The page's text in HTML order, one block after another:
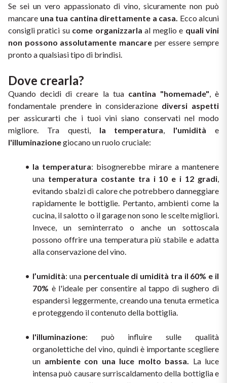
Melini
Monogram
Re Manfredi
Santi
Tenuta Rapitala'
Vigneti La Selvanella
Vedi tutti
REGIONE
Bordeaux
Borgogna
Emilia Romagna
Friuli Venezia Giulia
Nebbiolo
Negroamaro
Pinot Grigio
Pinot Nero
Prosecco
Recioto
Ripasso
Sauvignon
Sforzato di Valtellina
Soave
Syrah
Trento DOC
Il Re dei rossi
Scopri i vini
I BIANCHI DI
SICILIA
I profumi di un'isola
Scopri di più
Se sei un vero appassionato di vino, sicuramente non può
mancare una tua cantina direttamente a casa. Ecco alcuni
consigli pratici su come organizzarla al meglio e quali vini
non possono assolutamente mancare per essere sempre
pronto a qualsiasi tipo di brindisi.
Dove crearla?
Quando decidi di creare la tua cantina "homemade", è
fondamentale prendere in considerazione diversi aspetti
per assicurarti che i tuoi vini siano conservati nel modo
migliore. Tra questi, la temperatura, l'umidità
l'illuminazione giocano un ruolo cruciale:
la temperatura: bisognerebbe mirare a mantenere
una temperatura costante tra i 10 e i 12 gradi,
evitando sbalzi di calore che potrebbero danneggiare
rapidamente le bottiglie. Pertanto, ambienti come la
cucina, il salotto o il garage non sono le scelte migliori.
Invece, un seminterrato o anche un sottoscala
possono offrire una temperatura più stabile e adatta
alla conservazione del vino.
l’umidità: una percentuale di umidità tra il 60% e il
70% è l'ideale per consentire al tappo di sughero di
espandersi leggermente, creando una tenuta ermetica
e proteggendo il contenuto della bottiglia.
l'illuminazione: può influire sulle qualità
organolettiche del vino, quindi è importante scegliere
un ambiente con una luce molto bassa. La luce
intensa può causare surriscaldamento della bottiglia e